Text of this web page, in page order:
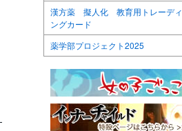
漢方薬 擬人化 教育用トレーディ
ングカード
薬学部プロジェクト2025